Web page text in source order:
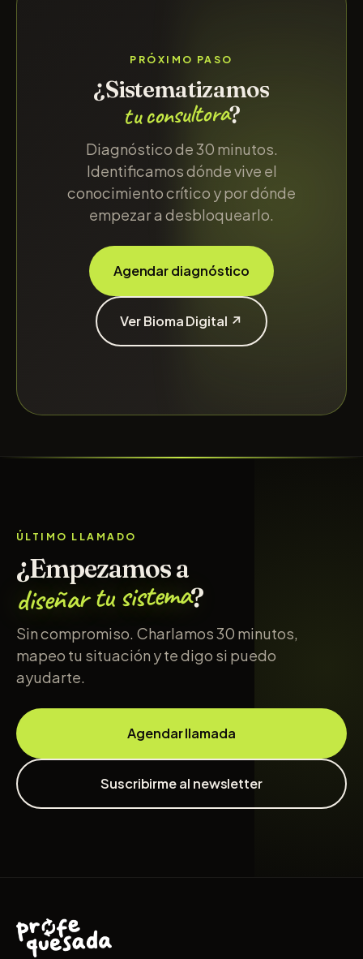
PRÓXIMO PASO
¿Sistematizamos
tu consultora?
Diagnóstico de 30 minutos.
Identificamos dónde vive el
conocimiento crítico y por dónde
empezar a desbloquearlo.
Agendar diagnóstico
Ver Bioma Digital ↗
ÚLTIMO LLAMADO
¿Empezamos a
diseñar tu sistema?
Sin compromiso. Charlamos 30 minutos,
mapeo tu situación y te digo si puedo
ayudarte.
Agendar llamada
Suscribirme al newsletter